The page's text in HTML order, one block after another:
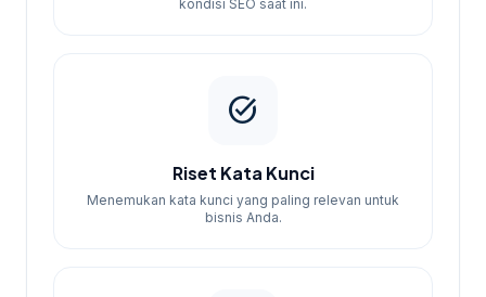
kondisi SEO saat ini.
task_alt
Riset Kata Kunci
Menemukan kata kunci yang paling relevan untuk
bisnis Anda.